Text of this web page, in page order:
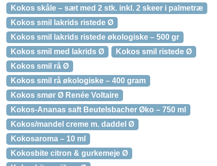
Kokos skåle – sæt med 2 stk. inkl. 2 skeer i palmetræ
Kokos smil lakrids ristede Ø
Kokos smil lakrids ristede økologiske – 500 gr
Kokos smil med lakrids Ø
Kokos smil ristede Ø
Kokos smil rå Ø
Kokos smil rå økologiske – 400 gram
Kokos smør Ø Renée Voltaire
Kokos-Ananas saft Beutelsbacher Øko – 750 ml
Kokos/mandel creme m. daddel Ø
Kokosaroma – 10 ml
Kokosbite citron & gurkemeje Ø